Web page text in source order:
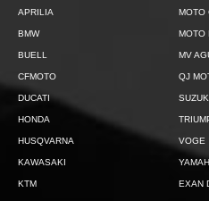
APRILIA
BMW
BUELL
CFMOTO
DUCATI
HONDA
HUSQVARNA
KAWASAKI
KTM
MOTO
MOTO
MV
QJ
VOGE
EXAN